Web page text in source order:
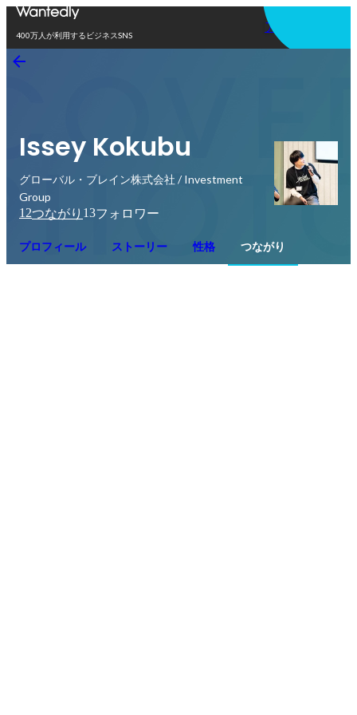
400万人が利用するビジネスSNS
アプリを使う
Issey Kokubu
グローバル・ブレイン株式会社 / Investment
Group
12つながり 13フォロワー
プロフィール ストーリー 性格 つながり